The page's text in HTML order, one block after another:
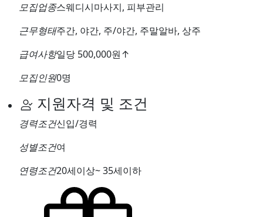
모집업종스웨디시마사지, 피부관리
근무형태주간, 야간, 주/야간, 주말알바, 상주
급여사항일당 500,000원↑
모집인원0명
지원자격 및 조건
경력조건신입/경력
성별조건여
연령조건20세이상~ 35세이하